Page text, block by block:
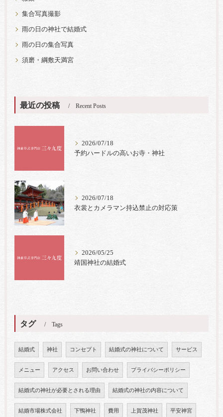
集合写真撮影
雨の日の神社で結婚式
雨の日の集合写真
須磨・綱敷天満宮
最近の投稿 Recent Posts
2026/07/18
予約ハードルの高いお寺・神社
2026/07/18
衣裳とカメラマン持込禁止の対応策
2026/05/25
靖国神社の結婚式
タグ Tags
結婚式 神社 コンセプト 結婚式の神社について サービス
メニュー アクセス お問い合わせ プライバシーポリシー
結婚式の神社が必要とされる理由 結婚式の神社の内容について
結婚市場株式会社 下鴨神社 費用 上賀茂神社 平安神宮